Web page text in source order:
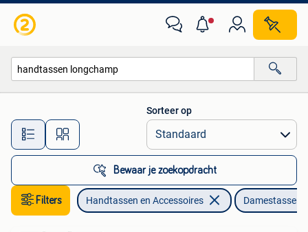
Alle afstanden…
Sorteer op
Bewaar je zoekopdracht
Filters Handtassen en Accessoires Damestassen